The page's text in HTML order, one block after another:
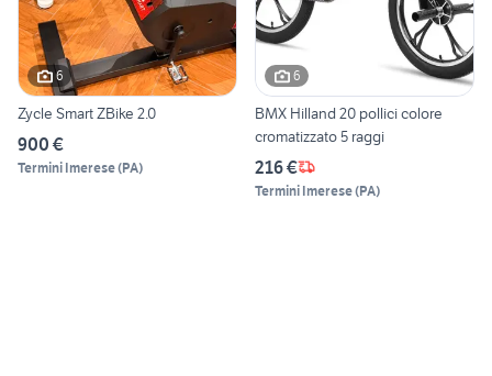
6
Zycle Smart ZBike 2.0
900 €
Termini Imerese(PA)
6
BMX Hilland 20 pollici colore
cromatizzato 5 raggi
216 €
Termini Imerese(PA)